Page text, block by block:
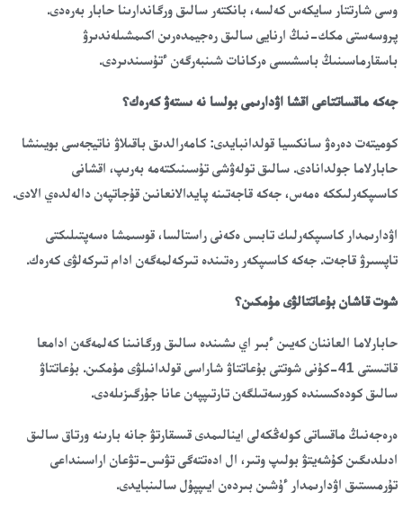
وسى شارتتار سايكەس كەلسە، بانكتەر سالىق ورگاندارىنا حابار بەرەدى.
پروسەستى مكك-نىڭ ارنايى سالىق رەجيمدەرىن اكىمشىلەندىرۋ
باسقارماسىنىڭ باسشىسى ەركانات شىنبەرگەن ءتۇسىندىردى.
جەكە ماقساتتاعى اقشا اۋدارىمى بولسا نە ىستەۋ كەرەك؟
كوميتەت دەرەۋ سانكسيا قولدانبايدى: كامەرالدىق باقىلاۋ ناتيجەسى بويىنشا
حابارلاما جولدانادى. سالىق تولەۋشى تۇسىنىكتەمە بەرىپ، اقشانى
كاسىپكەرلىككە ەمەس، جەكە قاجەتىنە پايدالانعانىن قۇجاتپەن دالەلدەي الادى.
اۋدارىمدار كاسىپكەرلىك تابىس ەكەنى راستالسا، قوسىمشا ەسەپتىلىكتى
تاپسىرۋ قاجەت. جەكە كاسىپكەر رەتىندە تىركەلمەگەن ادام تىركەلۋى كەرەك.
شوت قاشان بۇعاتتالۋى مۇمكىن؟
حابارلاما العاننان كەيىن ءبىر اي ىشىندە سالىق ورگانىنا كەلمەگەن ادامعا
قاتىستى 41-كۇنى شوتتى بۇعاتتاۋ شاراسى قولدانىلۋى مۇمكىن. بۇعاتتاۋ
سالىق كودەكسىندە كورسەتىلگەن تارتىپپەن عانا جۇرگىزىلەدى.
ەرەجەنىڭ ماقساتى كولەڭكەلى اينالىمدى قىسقارتۋ جانە بارىنە ورتاق سالىق
ادىلدىگىن كۇشەيتۋ بولىپ وتىر، ال ادەتتەگى تۋىس-تۋعان اراسىنداعى
تۇرمىستىق اۋدارىمدار ءۇشىن بىردەن ايىپپۇل سالىنبايدى.